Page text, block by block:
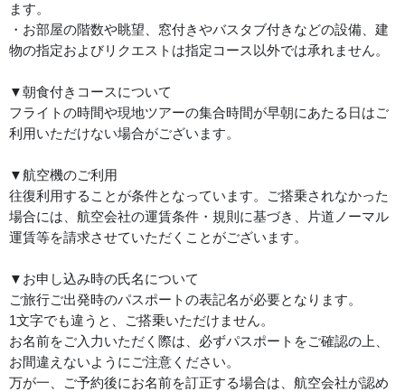
ます。
・お部屋の階数や眺望、窓付きやバスタブ付きなどの設備、建
物の指定およびリクエストは指定コース以外では承れません。
▼朝食付きコースについて
フライトの時間や現地ツアーの集合時間が早朝にあたる日はご
利用いただけない場合がございます。
▼航空機のご利用
往復利用することが条件となっています。ご搭乗されなかった
場合には、航空会社の運賃条件・規則に基づき、片道ノーマル
運賃等を請求させていただくことがございます。
▼お申し込み時の氏名について
ご旅行ご出発時のパスポートの表記名が必要となります。
1文字でも違うと、ご搭乗いただけません。
お名前をご入力いただく際は、必ずパスポートをご確認の上、
お間違えないようにご注意ください。
万が一、ご予約後にお名前を訂正する場合は、航空会社が認め